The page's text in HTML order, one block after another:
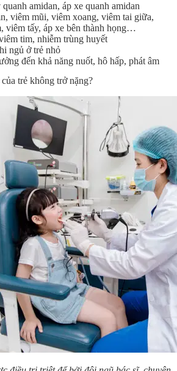
amidan, áp xe quanh amidan
viêm mũi, viêm xoang, viêm tai giữa,
viêm tấy, áp xe bên thành họng…
tim, nhiễm trùng huyết
ngủ ở trẻ nhỏ
đến khả năng nuốt, hô hấp, phát âm
trẻ không trở nặng?